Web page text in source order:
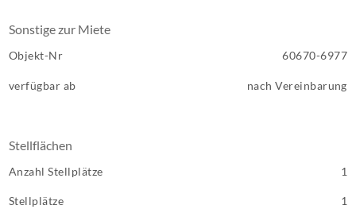
Sonstige zur Miete
Objekt-Nr 60670-6977
verfügbar ab nach Vereinbarung
Stellflächen
Anzahl Stellplätze 1
Stellplätze 1